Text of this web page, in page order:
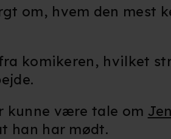
om, hvem den mest
komikeren, hvilket
kunne være tale om
han har mødt.